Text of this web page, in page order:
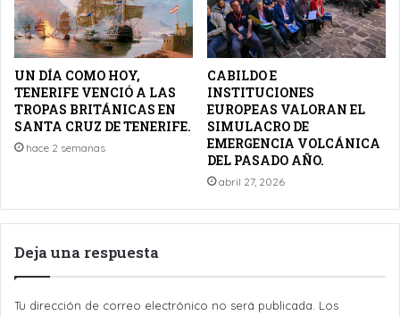
UN DÍA COMO HOY,
TENERIFE VENCIÓ A LAS
TROPAS BRITÁNICAS EN
SANTA CRUZ DE TENERIFE.
hace 2 semanas
CABILDO E
INSTITUCIONES
EUROPEAS VALORAN EL
SIMULACRO DE
EMERGENCIA VOLCÁNICA
DEL PASADO AÑO.
abril 27, 2026
Deja una respuesta
Tu dirección de correo electrónico no será publicada. Los